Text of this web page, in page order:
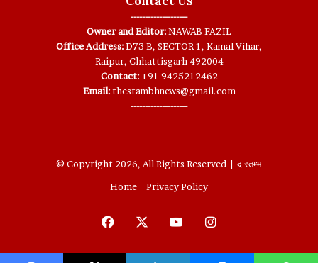
--------------------
Owner and Editor:NAWAB FAZIL
Office Address:D73 B, SECTOR 1, Kamal Vihar,
Raipur, Chhattisgarh 492004
Contact:+91 9425212462
Email:thestambhnews@gmail.com
--------------------
© Copyright 2026, All Rights Reserved | द स्तम्भ
Home
Privacy Policy
Facebook YouTubeInstagram